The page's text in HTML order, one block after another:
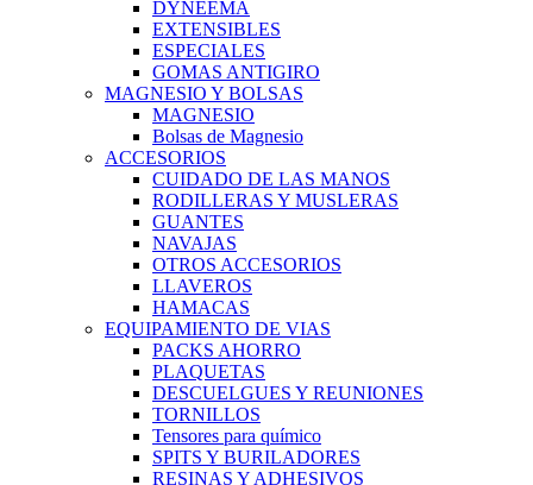
DYNEEMA
EXTENSIBLES
ESPECIALES
GOMAS ANTIGIRO
MAGNESIO Y BOLSAS
MAGNESIO
Bolsas de Magnesio
ACCESORIOS
CUIDADO DE LAS MANOS
RODILLERAS Y MUSLERAS
GUANTES
NAVAJAS
OTROS ACCESORIOS
LLAVEROS
HAMACAS
EQUIPAMIENTO DE VIAS
PACKS AHORRO
PLAQUETAS
DESCUELGUES Y REUNIONES
TORNILLOS
Tensores para químico
SPITS Y BURILADORES
RESINAS Y ADHESIVOS